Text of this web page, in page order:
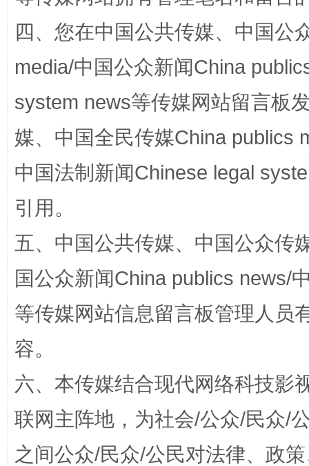
招工难、用工荒背后
四、您在中国公共传媒、中国公
media/中国公众新闻China
system news等传媒网站留言板
媒、中国全民传媒China publics
中国法制新闻Chinese legal
引用。
五、中国公共传媒、中国公众传
国公众新闻China publics news/
等传媒网站信息留言板管理人员
容。
六、本传媒结合现代网络科技影
联网主阵地，为社会/公众/民众/
之间公众/民众/公民对法律、政